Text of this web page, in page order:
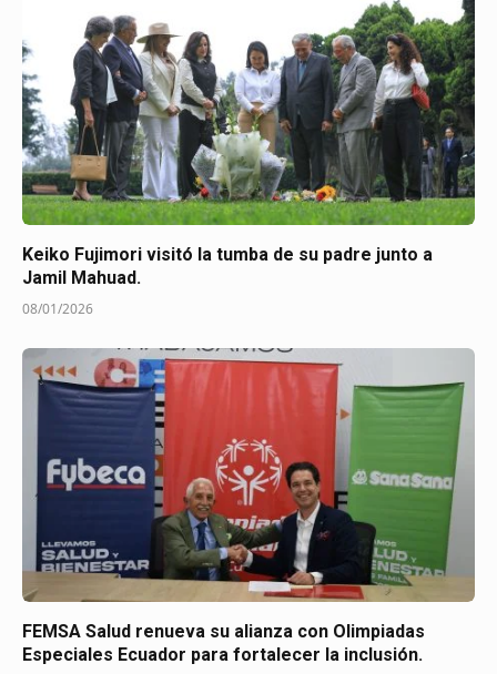
Keiko Fujimori visitó la tumba de su padre junto a
Jamil Mahuad.
08/01/2026
FEMSA Salud renueva su alianza con Olimpiadas
Especiales Ecuador para fortalecer la inclusión.